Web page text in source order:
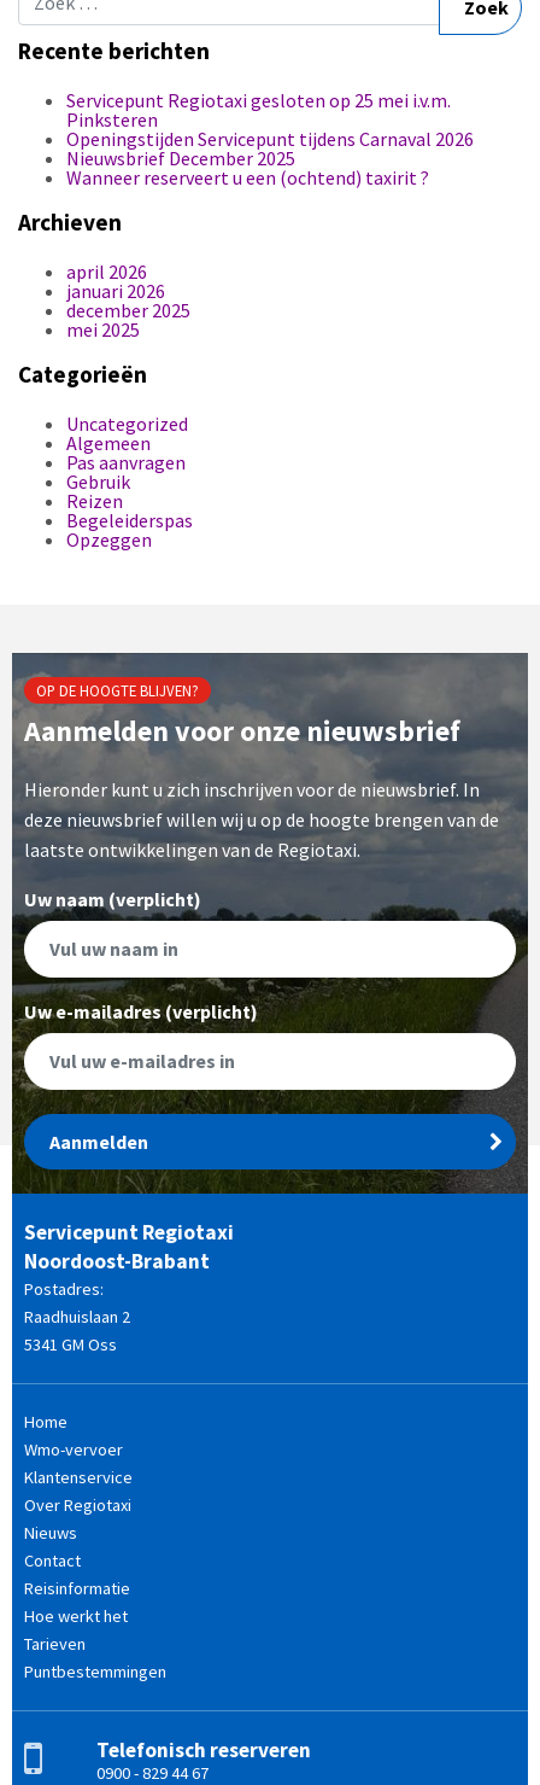
Recente berichten
Servicepunt Regiotaxi gesloten op 25 mei i.v.m.
Pinksteren
Openingstijden Servicepunt tijdens Carnaval 2026
Nieuwsbrief December 2025
Wanneer reserveert u een (ochtend) taxirit ?
Archieven
april 2026
januari 2026
december 2025
mei 2025
Categorieën
Uncategorized
Algemeen
Pas aanvragen
Gebruik
Reizen
Begeleiderspas
Opzeggen
OP DE HOOGTE BLIJVEN?
Aanmelden voor onze nieuwsbrief
Hieronder kunt u zich inschrijven voor de nieuwsbrief. In
deze nieuwsbrief willen wij u op de hoogte brengen van de
laatste ontwikkelingen van de Regiotaxi.
Uw naam (verplicht)
Uw e-mailadres (verplicht)
Aanmelden
Servicepunt Regiotaxi
Noordoost-Brabant
Postadres:
Raadhuislaan 2
5341 GM Oss
Home
Wmo-vervoer
Klantenservice
Over Regiotaxi
Nieuws
Contact
Reisinformatie
Hoe werkt het
Tarieven
Puntbestemmingen
Telefonisch reserveren
0900 - 829 44 67